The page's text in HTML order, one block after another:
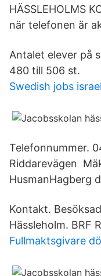
HÄSSLEHOLMS
när telefonen är
Antalet elever på
480 till 506 st.
Swedish jobs israel
Telefonnummer.
Riddarevägen
HusmanHagberg
Kontakt.
Hässleholm. BRF
Fullmaktsgivare